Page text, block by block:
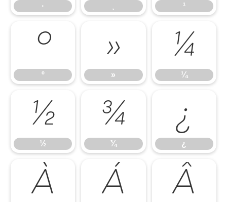
· ¹
º
º
»
»
¼
¼
½
½
¾
¾
¿
¿
À Á Â